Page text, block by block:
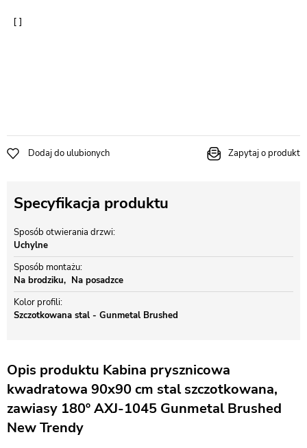
Dodaj do ulubionych Zapytaj o produkt
Specyfikacja produktu
Sposób otwierania drzwi
Uchylne
Sposób montażu
Na brodziku
Na posadzce
Kolor profili
Szczotkowana stal - Gunmetal Brushed
Opis produktu Kabina prysznicowa
kwadratowa 90x90 cm stal szczotkowana,
zawiasy 180º AXJ-1045 Gunmetal Brushed
New Trendy